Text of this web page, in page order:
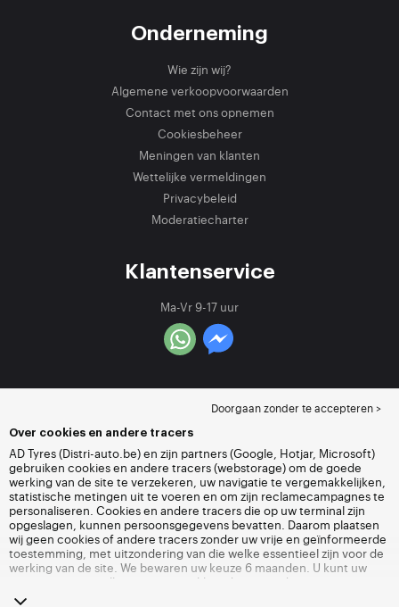
Onderneming
Wie zijn wij?
Algemene verkoopvoorwaarden
Contact met ons opnemen
Cookiesbeheer
Meningen van klanten
Wettelijke vermeldingen
Privacybeleid
Moderatiecharter
Klantenservice
Ma-Vr 9-17 uur
Doorgaan zonder te accepteren >
Over cookies en andere tracers
AD Tyres (Distri-auto.be) en zijn partners (Google, Hotjar, Microsoft)
gebruiken cookies en andere tracers (webstorage) om de goede
werking van de site te verzekeren, uw navigatie te vergemakkelijken,
statistische metingen uit te voeren en om zijn reclamecampagnes te
personaliseren. Cookies en andere tracers die op uw terminal zijn
opgeslagen, kunnen persoonsgegevens bevatten. Daarom plaatsen
wij geen cookies of andere tracers zonder uw vrije en geïnformeerde
toestemming, met uitzondering van die welke essentieel zijn voor de
werking van de site. We bewaren uw keuze 6 maanden. U kunt uw
toestemming op elk moment intrekken door naar de pagina over
cookies en andere tracers